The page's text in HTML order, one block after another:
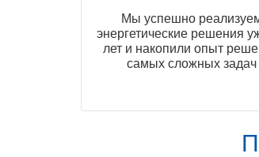
Мы успешно
энергетические решения
лет и накопили опыт
самых сложных задач